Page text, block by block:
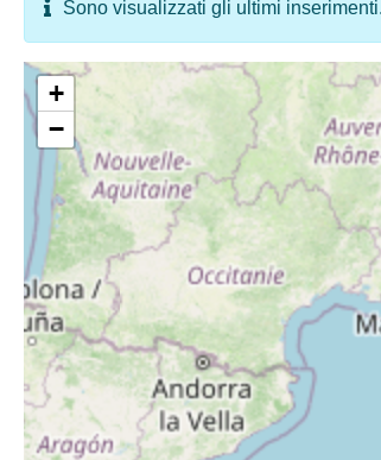
Sono visualizzati gli ultimi
+
−